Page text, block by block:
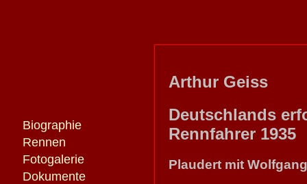
Biographie
Rennen
Fotogalerie
Dokumente
Arthur Geiss
Deutschlands
Rennfahrer 1935
Plaudert mit